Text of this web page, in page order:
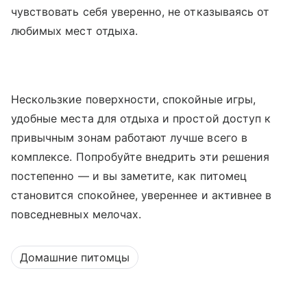
чувствовать себя уверенно, не отказываясь от
любимых мест отдыха.
Нескользкие поверхности, спокойные игры,
удобные места для отдыха и простой доступ к
привычным зонам работают лучше всего в
комплексе. Попробуйте внедрить эти решения
постепенно — и вы заметите, как питомец
становится спокойнее, увереннее и активнее в
повседневных мелочах.
Домашние питомцы